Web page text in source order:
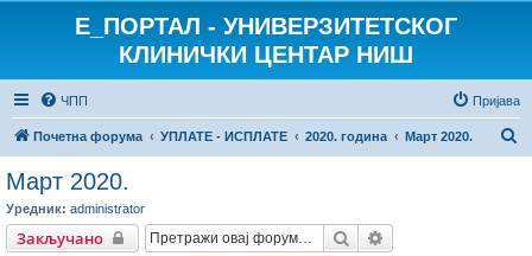
E_ПОРТАЛ - УНИВЕРЗИТЕТСКОГ
КЛИНИЧКИ ЦЕНТАР НИШ
ЧПП Пријава
Почетна форума УПЛАТЕ - ИСПЛАТЕ 2020. година Март 2020.
Март 2020.
Уредник: administrator
Закључано Претрага